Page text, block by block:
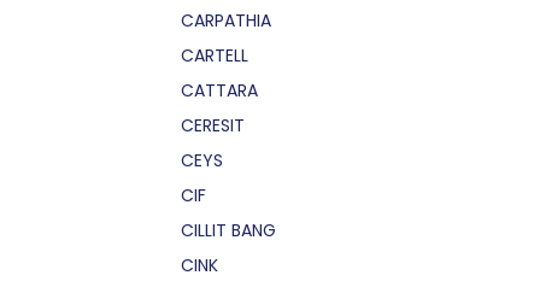
CARPATHIA
CARTELL
CATTARA
CERESIT
CEYS
CIF
CILLIT BANG
CINK